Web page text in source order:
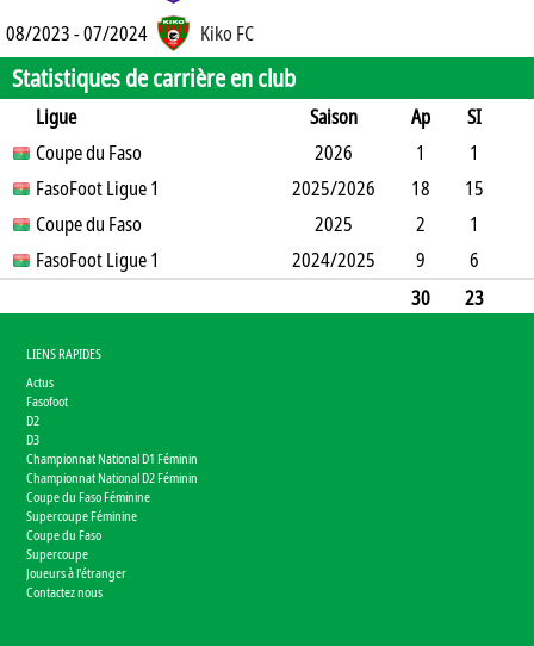
08/2023 - 07/2024
Kiko FC
Statistiques de carrière en club
Ligue Saison Ap
SI
SO
B B CR Min
Coupe du Faso 2026 1
1
0
2 0 0 0 13
FasoFoot Ligue 1 2025/2026 18
15
4
16 1 0 353
Coupe du Faso 2025 2
1
1
2 0 0 0 76
FasoFoot Ligue 1 2024/2025 9
6
297
30
23
LIENS RAPIDES
Actus
Fasofoot
D2
D3
Championnat National D1 Féminin
Championnat National D2 Féminin
Coupe du Faso Féminine
Supercoupe Féminine
Coupe du Faso
Supercoupe
Joueurs à l'étranger
Contactez nous